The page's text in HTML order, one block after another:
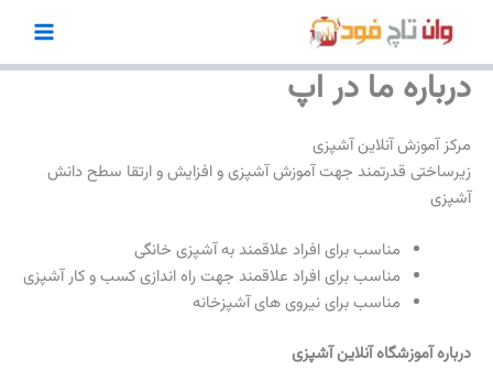
محتوادرباره ما در اپ
مرکز آموزش آنلاین آشپزی
زیرساختی قدرتمند جهت آموزش آشپزی و افزایش و ارتقا سطح دانش
آشپزی
مناسب برای افراد علاقمند به آشپزی خانگی
مناسب برای افراد علاقمند جهت راه اندازی کسب و کار آشپزی
مناسب برای نیروی های آشپزخانه
درباره آموزشگاه آنلاین آشپزی